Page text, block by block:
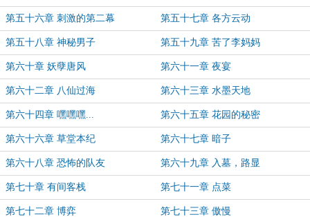
第五十六章 刺激的第二幕 第五十七章 各方云动
第五十八章 神秘男子 第五十九章 苦了李妈妈
第六十章 妖孽唐风 第六十一章 夜宴
第六十二章 八仙过海 第六十三章 水墨天地
第六十四章 嘿嘿嘿... 第六十五章 花园的秘密
第六十六章 草堂本纪 第六十七章 暗子
第六十八章 恐怖的队友 第六十九章 入墓，路显
第七十章 有间客栈 第七十一章 点菜
第七十二章 博弈 第七十三章 傲慢